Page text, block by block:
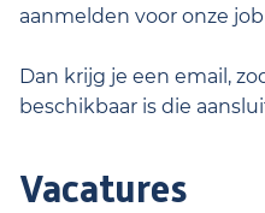
aanmelden voor onze
Dan krijg je een email,
beschikbaar is die
Vacatures